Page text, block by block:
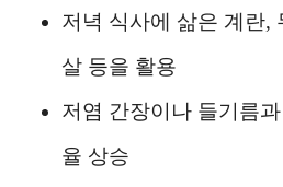
저녁 식사에 삶은 계란,
살 등을 활용
저염 간장이나 들기름
율 상승